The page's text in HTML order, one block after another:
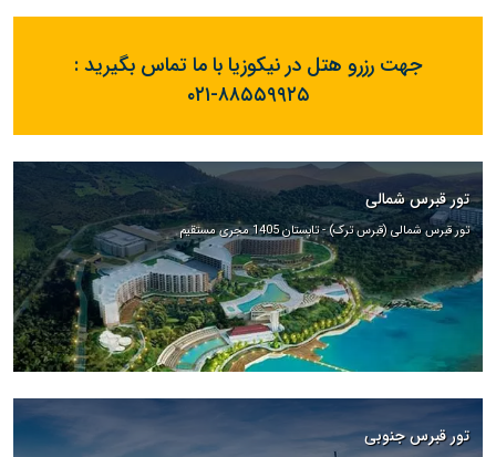
جهت رزرو هتل در نیکوزیا با ما تماس بگیرید :
۰۲۱-۸۸۵۵۹۹۲۵
تور قبرس شمالی
تور قبرس شمالی (قبرس ترک) - تابستان 1405 مجری مستقیم
تور قبرس جنوبی